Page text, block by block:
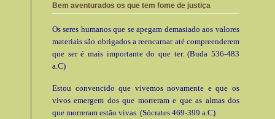
Bem aventurados os que tem fome de justiça
Os seres humanos que se apegam demasiado aos valores
materiais são obrigados a reencarnar até compreenderem
que ser é mais importante do que ter. (Buda 536-483
a.C)
Estou convencido que vivemos novamente e que os
vivos emergem dos que morreram e que as almas dos
que morreram estão vivas. (Sócrates 469-399 a.C)